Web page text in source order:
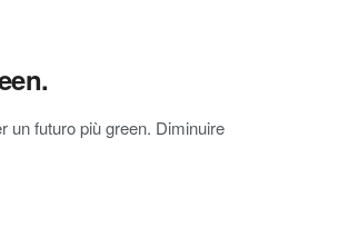
un futuro più green. Diminuire